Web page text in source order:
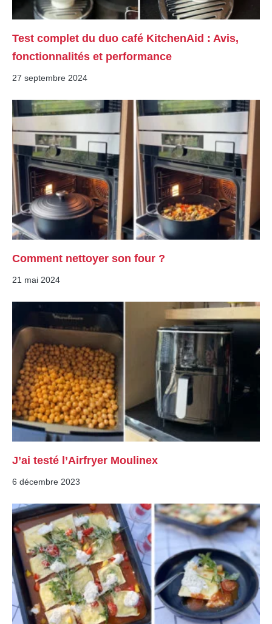
Test complet du duo café KitchenAid : Avis,
fonctionnalités et performance
27 septembre 2024
Comment nettoyer son four ?
21 mai 2024
J’ai testé l’Airfryer Moulinex
6 décembre 2023